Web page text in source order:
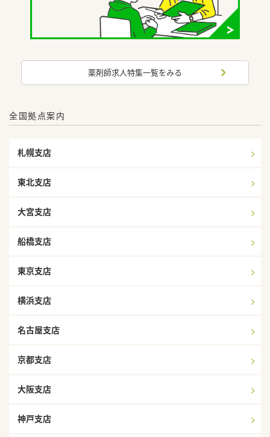
薬剤師求人特集一覧をみる
全国拠点案内
札幌支店
東北支店
大宮支店
船橋支店
東京支店
横浜支店
名古屋支店
京都支店
大阪支店
神戸支店